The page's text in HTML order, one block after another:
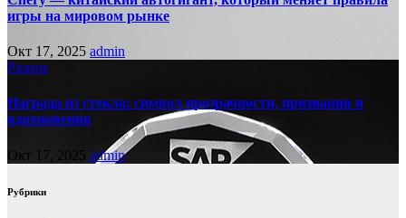
игры на мировом рынке
Окт 17, 2025 admin
Разное
Награда из стекла: символ прозрачности, признания и
вдохновения
Окт 17, 2025 admin
Рубрики